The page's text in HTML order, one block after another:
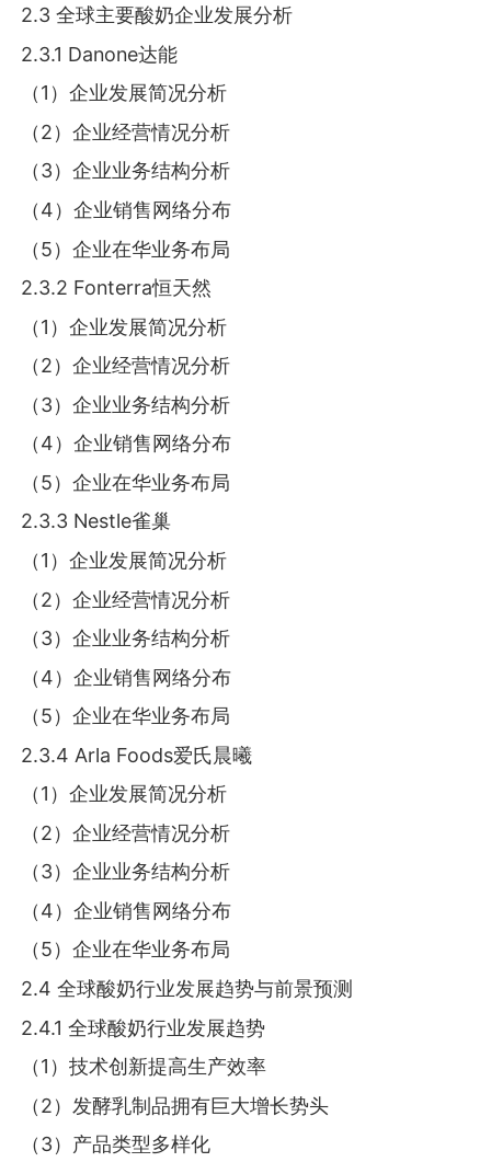
2.3 全球主要酸奶企业发展分析
2.3.1 Danone达能
（1）企业发展简况分析
（2）企业经营情况分析
（3）企业业务结构分析
（4）企业销售网络分布
（5）企业在华业务布局
2.3.2 Fonterra恒天然
（1）企业发展简况分析
（2）企业经营情况分析
（3）企业业务结构分析
（4）企业销售网络分布
（5）企业在华业务布局
2.3.3 Nestle雀巢
（1）企业发展简况分析
（2）企业经营情况分析
（3）企业业务结构分析
（4）企业销售网络分布
（5）企业在华业务布局
2.3.4 Arla Foods爱氏晨曦
（1）企业发展简况分析
（2）企业经营情况分析
（3）企业业务结构分析
（4）企业销售网络分布
（5）企业在华业务布局
2.4 全球酸奶行业发展趋势与前景预测
2.4.1 全球酸奶行业发展趋势
（1）技术创新提高生产效率
（2）发酵乳制品拥有巨大增长势头
（3）产品类型多样化